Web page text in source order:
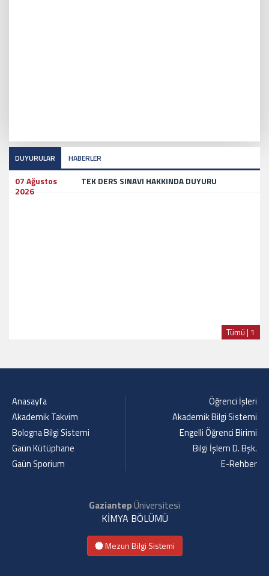
DUYURULAR HABERLER
07 Ağustos
2026
TEK DERS SINAVI HAKKINDA DUYURU
Tümü | 1
Anasayfa
Akademik Takvim
Bologna Bilgi Sistemi
Gaün Kütüphane
Gaün Sporium
Öğrenci İşleri
Akademik Bilgi Sistemi
Engelli Öğrenci Birimi
Bilgi İşlem D. Bşk.
E-Rehber
GaziantepÜniversitesi
KİMYA BÖLÜMÜ
Mezun Bilgi Sistemi